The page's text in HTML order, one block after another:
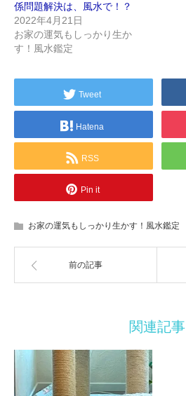
係問題解決は、風水で！？
2022年4月21日
お家の運気もしっかり生か
す！風水鑑定
Tweet
Hatena
RSS
Pin it
お家の運気もしっかり生かす！風水鑑定
前の記事
関連記事